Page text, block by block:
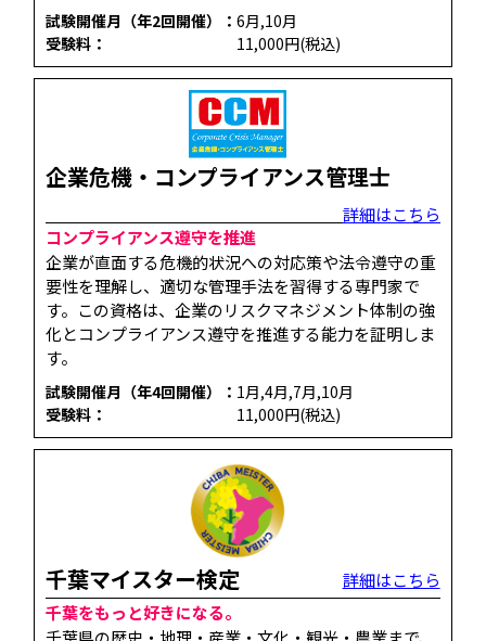
試験開催月（年2回開催）：6月,10月
受験料：
11,000円(税込)
企業危機・コンプライアンス管理士
詳細はこちら
コンプライアンス遵守を推進
企業が直面する危機的状況への対応策や法令遵守の重
要性を理解し、適切な管理手法を習得する専門家で
す。​この資格は、企業のリスクマネジメント体制の強
化とコンプライアンス遵守を推進する能力を証明しま
す。
試験開催月（年4回開催）： 1月,4月,7月,10月
受験料：
11,000円(税込)
千葉マイスター検定
詳細はこちら
千葉をもっと好きになる。